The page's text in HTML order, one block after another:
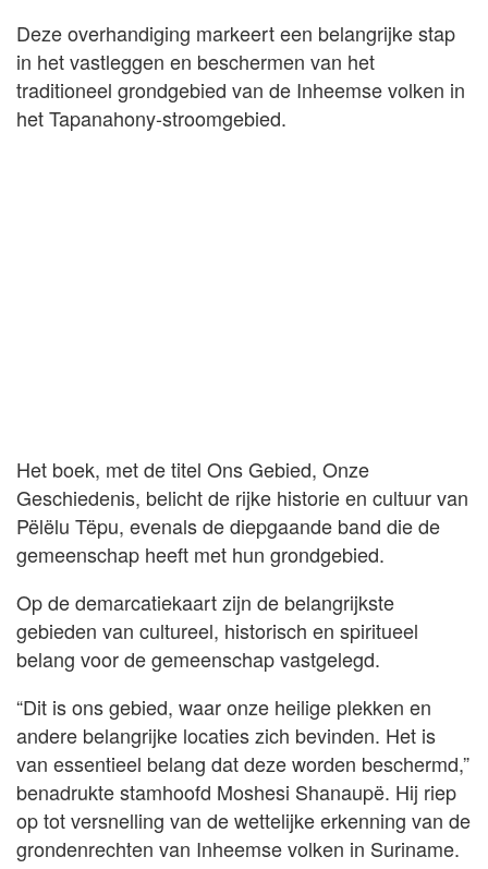
Deze overhandiging markeert een belangrijke stap
in het vastleggen en beschermen van het
traditioneel grondgebied van de Inheemse volken in
het Tapanahony-stroomgebied.
Het boek, met de titel Ons Gebied, Onze
Geschiedenis, belicht de rijke historie en cultuur van
Pëlëlu Tëpu, evenals de diepgaande band die de
gemeenschap heeft met hun grondgebied.
Op de demarcatiekaart zijn de belangrijkste
gebieden van cultureel, historisch en spiritueel
belang voor de gemeenschap vastgelegd.
“Dit is ons gebied, waar onze heilige plekken en
andere belangrijke locaties zich bevinden. Het is
van essentieel belang dat deze worden beschermd,”
benadrukte stamhoofd Moshesi Shanaupë. Hij riep
op tot versnelling van de wettelijke erkenning van de
grondenrechten van Inheemse volken in Suriname.